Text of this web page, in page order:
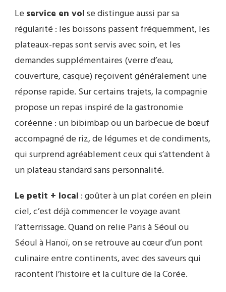
Le service en volse distingue aussi par sa
régularité : les boissons passent fréquemment, les
plateaux-repas sont servis avec soin, et les
demandes supplémentaires (verre d’eau,
couverture, casque) reçoivent généralement une
réponse rapide. Sur certains trajets, la compagnie
propose un repas inspiré de la gastronomie
coréenne : un bibimbap ou un barbecue de bœuf
accompagné de riz, de légumes et de condiments,
qui surprend agréablement ceux qui s’attendent à
un plateau standard sans personnalité.
Le petit + local : goûter à un plat coréen en plein
ciel, c’est déjà commencer le voyage avant
l’atterrissage. Quand on relie Paris à Séoul ou
Séoul à Hanoï, on se retrouve au cœur d’un pont
culinaire entre continents, avec des saveurs qui
racontent l’histoire et la culture de la Corée.